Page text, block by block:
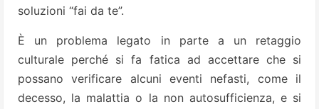
soluzioni “fai da te”.
È un problema legato in parte a un retaggio
culturale perché si fa fatica ad accettare che si
possano verificare alcuni eventi nefasti, come il
decesso, la malattia o la non autosufficienza, e si